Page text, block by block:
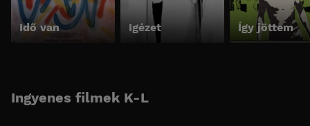
Idő van Igézet Így jöttem
Ingyenes filmek K-L